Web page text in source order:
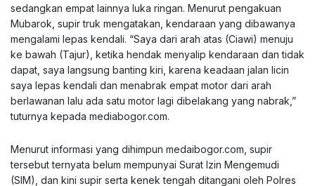
sedangkan empat lainnya luka ringan. Menurut pengakuan
Mubarok, supir truk mengatakan, kendaraan yang dibawanya
mengalami lepas kendali. “Saya dari arah atas (Ciawi) menuju
ke bawah (Tajur), ketika hendak menyalip kendaraan dan tidak
dapat, saya langsung banting kiri, karena keadaan jalan licin
saya lepas kendali dan menabrak empat motor dari arah
berlawanan lalu ada satu motor lagi dibelakang yang nabrak,”
tuturnya kepada mediabogor.com.
Menurut informasi yang dihimpun medaibogor.com , supir
tersebut ternyata belum mempunyai Surat Izin Mengemudi
(SIM), dan kini supir serta kenek tengah ditangani oleh Polres